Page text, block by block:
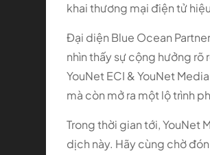
khai thương mại điện tử
Đại diện Blue Ocean
nhìn thấy sự cộng hưởng
YouNet ECI & YouNet
mà còn mở ra một lộ trình
Trong thời gian tới, YouNet
dịch này. Hãy cùng chờ